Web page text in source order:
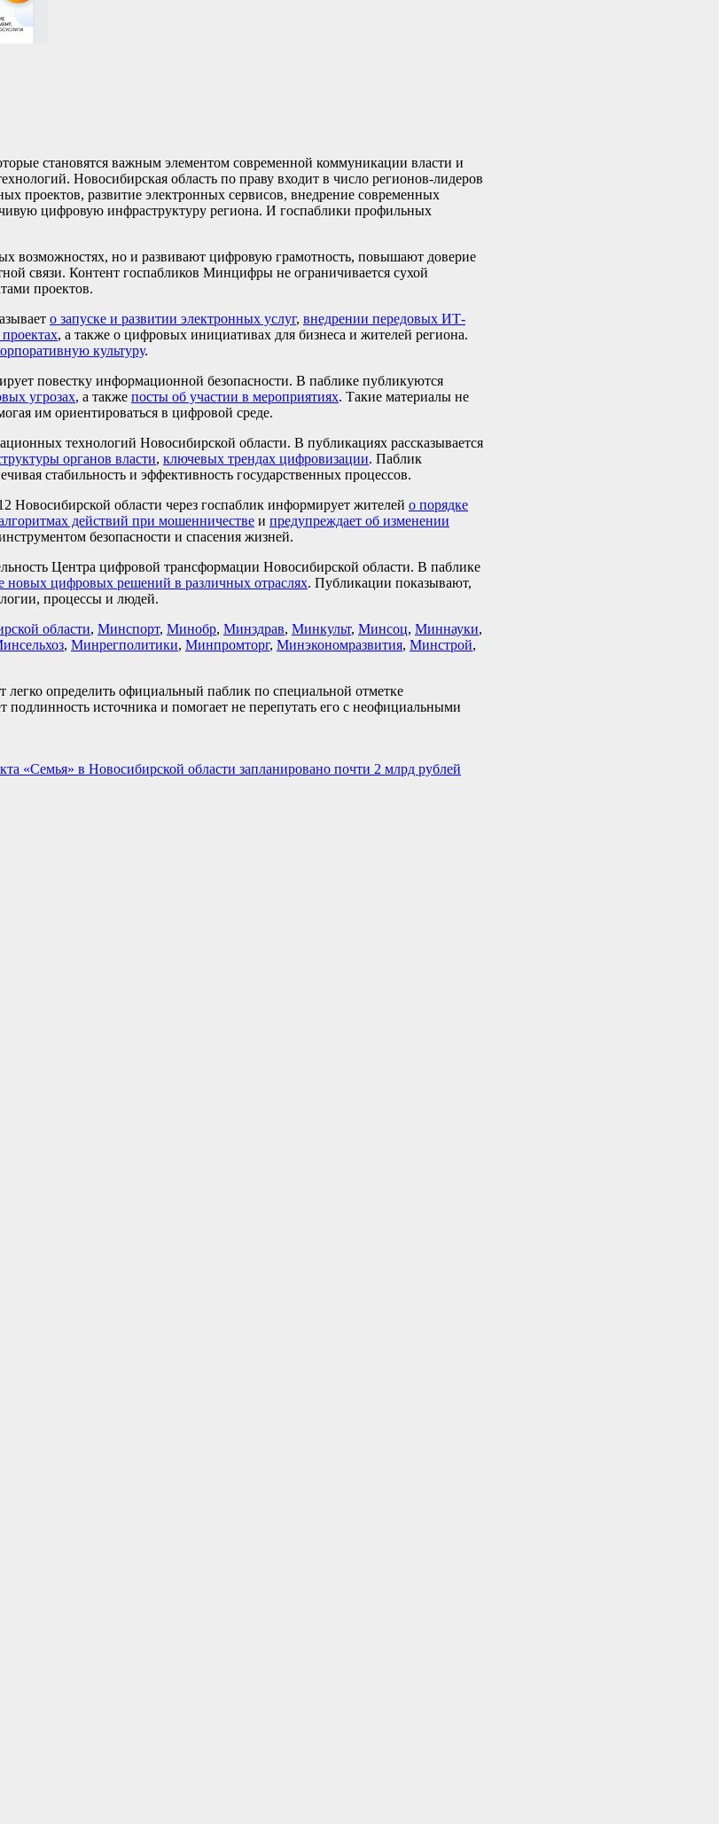
становятся важным элементом современной коммуникации власти и
Новосибирская область по праву входит в число регионов-лидеров
проектов, развитие электронных сервисов, внедрение современных
цифровую инфраструктуру региона. И госпаблики профильных
возможностях, но и развивают цифровую грамотность, повышают доверие
связи. Контент госпабликов Минцифры не ограничивается сухой
проектов.
о запуске и развитии электронных услуг, внедрении передовых ИТ-
, а также о цифровых инициативах для бизнеса и жителей региона.
культуру.
повестку информационной безопасности. В паблике публикуются
угрозах, а также посты об участии в мероприятиях. Такие материалы не
им ориентироваться в цифровой среде.
технологий Новосибирской области. В публикациях рассказывается
органов власти, ключевых трендах цифровизации. Паблик
стабильность и эффективность государственных процессов.
Новосибирской области через госпаблик информирует жителей о порядке
действий при мошенничестве и предупреждает об изменении
безопасности и спасения жизней.
Центра цифровой трансформации Новосибирской области. В паблике
новых цифровых решений в различных отраслях. Публикации показывают,
процессы и людей.
области, Минспорт, Минобр, Минздрав, Минкульт, Минсоц, Миннауки,
, Минрегполитики, Минпромторг, Минэкономразвития, Минстрой,
определить официальный паблик по специальной отметке
подлинность источника и помогает не перепутать его с неофициальными
«Семья» в Новосибирской области запланировано почти 2 млрд рублей